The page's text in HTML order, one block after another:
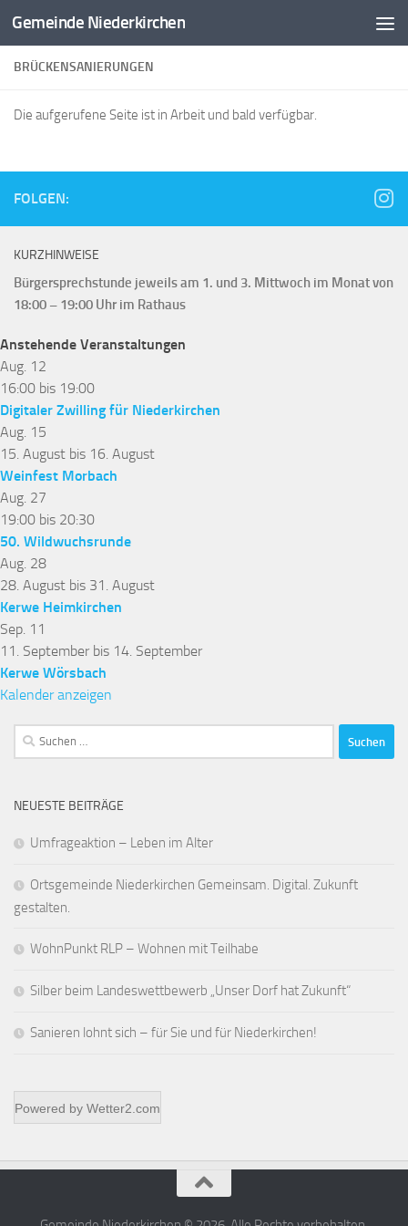
Zum Inhalt springen
Gemeinde Niederkirchen
BRÜCKENSANIERUNGEN
Die aufgerufene Seite ist in Arbeit und bald verfügbar.
FOLGEN:
KURZHINWEISE
Bürgersprechstunde jeweils am 1. und 3. Mittwoch im Monat von
18:00 – 19:00 Uhr im Rathaus
Anstehende Veranstaltungen
Aug. 12
16:00 bis 19:00
Digitaler Zwilling für Niederkirchen
Aug. 15
15. August bis 16. August
Weinfest Morbach
Aug. 27
19:00 bis 20:30
50. Wildwuchsrunde
Aug. 28
28. August bis 31. August
Kerwe Heimkirchen
Sep. 11
11. September bis 14. September
Kerwe Wörsbach
Kalender anzeigen
Suchen
nach:
NEUESTE BEITRÄGE
Umfrageaktion – Leben im Alter
Ortsgemeinde Niederkirchen Gemeinsam. Digital. Zukunft
gestalten.
WohnPunkt RLP – Wohnen mit Teilhabe
Silber beim Landeswettbewerb „Unser Dorf hat Zukunft“
Sanieren lohnt sich – für Sie und für Niederkirchen!
Powered by Wetter2.com